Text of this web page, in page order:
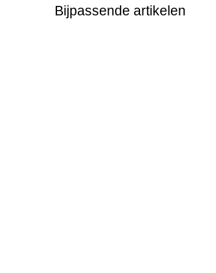
Bijpassende artikelen